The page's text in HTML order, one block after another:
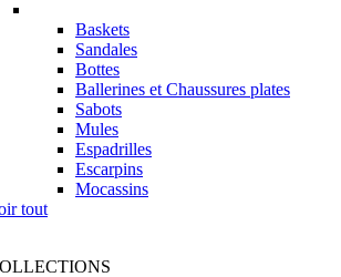
Baskets
Sandales
Bottes
Ballerines et Chaussures plates
Sabots
Mules
Espadrilles
Escarpins
Mocassins
tout